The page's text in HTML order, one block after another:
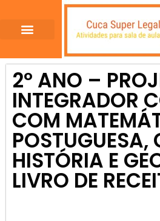
2º ANO –
INTEGRADOR
COM
POSTUGUESA,
HISTÓRIA E
LIVRO DE